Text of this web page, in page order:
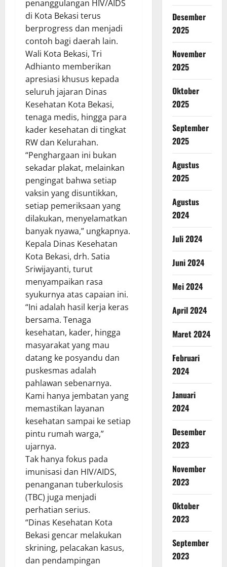
penanggulangan HIV/AIDS
di Kota Bekasi terus
berprogress dan menjadi
contoh bagi daerah lain.
Wali Kota Bekasi, Tri
Adhianto memberikan
apresiasi khusus kepada
seluruh jajaran Dinas
Kesehatan Kota Bekasi,
tenaga medis, hingga para
kader kesehatan di tingkat
RW dan Kelurahan.
“Penghargaan ini bukan
sekadar plakat, melainkan
pengingat bahwa setiap
vaksin yang disuntikkan,
setiap pemeriksaan yang
dilakukan, menyelamatkan
banyak nyawa,” ungkapnya.
Kepala Dinas Kesehatan
Kota Bekasi, drh. Satia
Sriwijayanti, turut
menyampaikan rasa
syukurnya atas capaian ini.
“Ini adalah hasil kerja keras
bersama. Tenaga
kesehatan, kader, hingga
masyarakat yang mau
datang ke posyandu dan
puskesmas adalah
pahlawan sebenarnya.
Kami hanya jembatan yang
memastikan layanan
kesehatan sampai ke setiap
pintu rumah warga,”
ujarnya.
Tak hanya fokus pada
imunisasi dan HIV/AIDS,
penanganan tuberkulosis
(TBC) juga menjadi
perhatian serius.
“Dinas Kesehatan Kota
Bekasi gencar melakukan
skrining, pelacakan kasus,
dan pendampingan
Desember
2025
November
2025
Oktober
2025
September
2025
Agustus
2025
Agustus
2024
Juli 2024
Juni 2024
Mei 2024
April 2024
Maret 2024
Februari
2024
Januari
2024
Desember
2023
November
2023
Oktober
2023
September
2023